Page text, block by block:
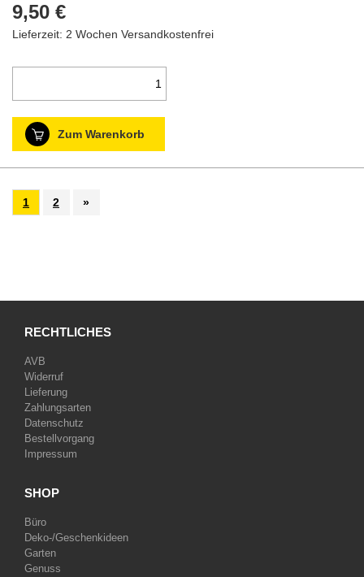
9,50 €
Lieferzeit: 2 Wochen Versandkostenfrei
Zum Warenkorb
1 2 »
RECHTLICHES
AVB
Widerruf
Lieferung
Zahlungsarten
Datenschutz
Bestellvorgang
Impressum
SHOP
Büro
Deko-/Geschenkideen
Garten
Genuss